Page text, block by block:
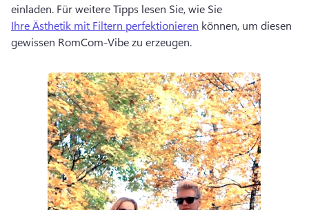
einladen. Für weitere Tipps lesen Sie, wie Sie
Ihre Ästhetik mit Filtern perfektionieren können, um diesen
gewissen RomCom-Vibe zu erzeugen.